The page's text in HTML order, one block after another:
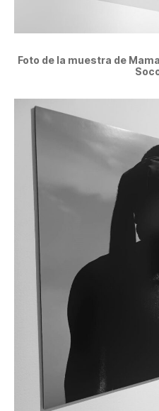
Foto de la muestra de